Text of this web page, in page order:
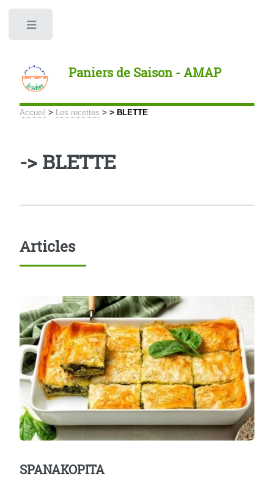
Paniers de Saison - AMAP
Accueil > Les recettes > > BLETTE
-> BLETTE
Articles
SPANAKOPITA
Panneau de gestion des cookies